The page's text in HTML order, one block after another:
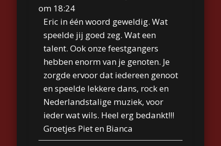
om 18:24
Eric in één woord geweldig. Wat
speelde jij goed zeg. Wat een
talent. Ook onze feestgangers
hebben enorm van je genoten. Je
zorgde ervoor dat iedereen genoot
en speelde lekkere dans, rock en
Nederlandstalige muziek, voor
ieder wat wils. Heel erg bedankt!!!
Groetjes Piet en Bianca